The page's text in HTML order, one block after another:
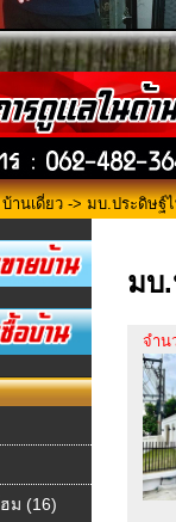
บ้านเดี่ยว -> มบ.ประดิษฐ์
ม (16)
มบ
จำน